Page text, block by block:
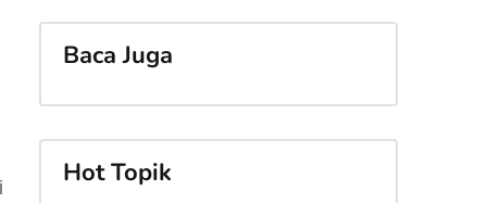
Baca Juga
Hot Topik